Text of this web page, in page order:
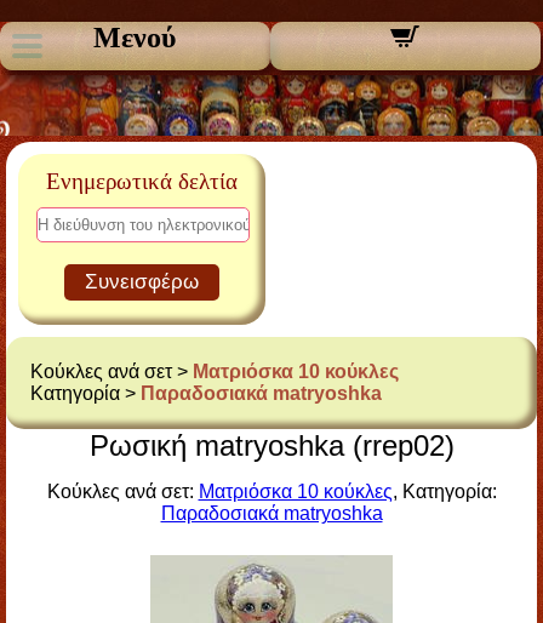
Μενού
Ενημερωτικά δελτία
Συνεισφέρω
Κούκλες ανά σετ > Ματριόσκα 10 κούκλες
Κατηγορία > Παραδοσιακά matryoshka
Ρωσική matryoshka (rrep02)
Κούκλες ανά σετ: Ματριόσκα 10 κούκλες, Κατηγορία:
Παραδοσιακά matryoshka